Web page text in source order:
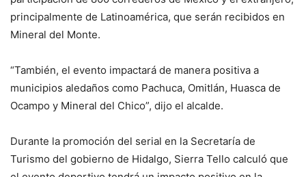
principalmente de Latinoamérica, que serán recibidos en
Mineral del Monte.
“También, el evento impactará de manera positiva a
municipios aledaños como Pachuca, Omitlán, Huasca de
Ocampo y Mineral del Chico”, dijo el alcalde.
Durante la promoción del serial en la Secretaría de
Turismo del gobierno de Hidalgo, Sierra Tello calculó que